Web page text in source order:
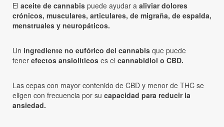
El aceite de cannabis puede ayudar a aliviar dolores
crónicos, musculares, articulares, de migraña, de espalda,
menstruales y neuropáticos.
Un ingrediente no eufórico del cannabis que puede
tener efectos ansiolíticos es el cannabidiol o CBD.
Las cepas con mayor contenido de CBD y menor de THC se
eligen con frecuencia por su capacidad para reducir la
ansiedad.